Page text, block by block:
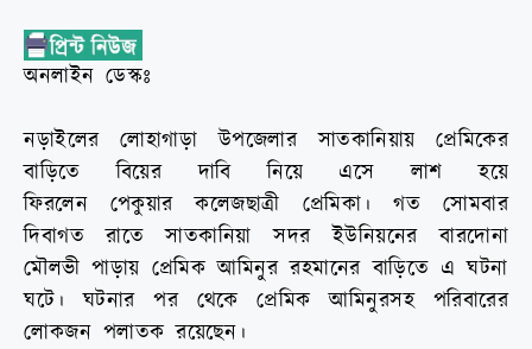
অনলাইন ডেস্কঃ
নড়াইলের লোহাগাড়া উপজেলার সাতকানিয়ায় প্রেমিকের
বাড়িতে বিয়ের দাবি নিয়ে এসে লাশ হয়ে
ফিরলেন পেকুয়ার কলেজছাত্রী প্রেমিকা। গত সোমবার
দিবাগত রাতে সাতকানিয়া সদর ইউনিয়নের বারদোনা
মৌলভী পাড়ায় প্রেমিক আমিনুর রহমানের বাড়িতে এ ঘটনা
ঘটে। ঘটনার পর থেকে প্রেমিক আমিনুরসহ পরিবারের
লোকজন পলাতক রয়েছেন।